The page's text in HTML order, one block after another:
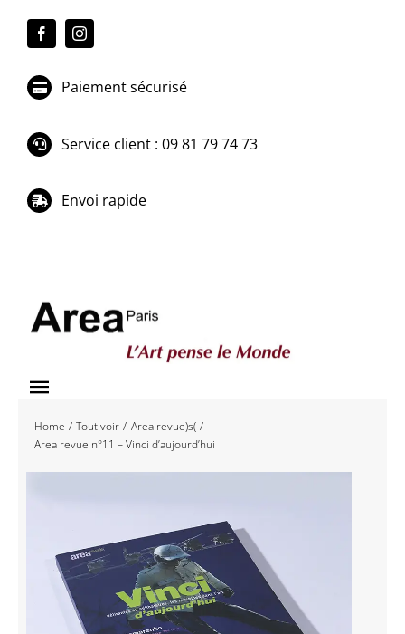
Paiement sécurisé
Service client : 09 81 79 74 73
Envoi rapide
Toggle
Navigation
Accueil
Éditions
Home Tout voir
Area revue)s(
Area revue n°11 – Vinci d’aujourd’hui